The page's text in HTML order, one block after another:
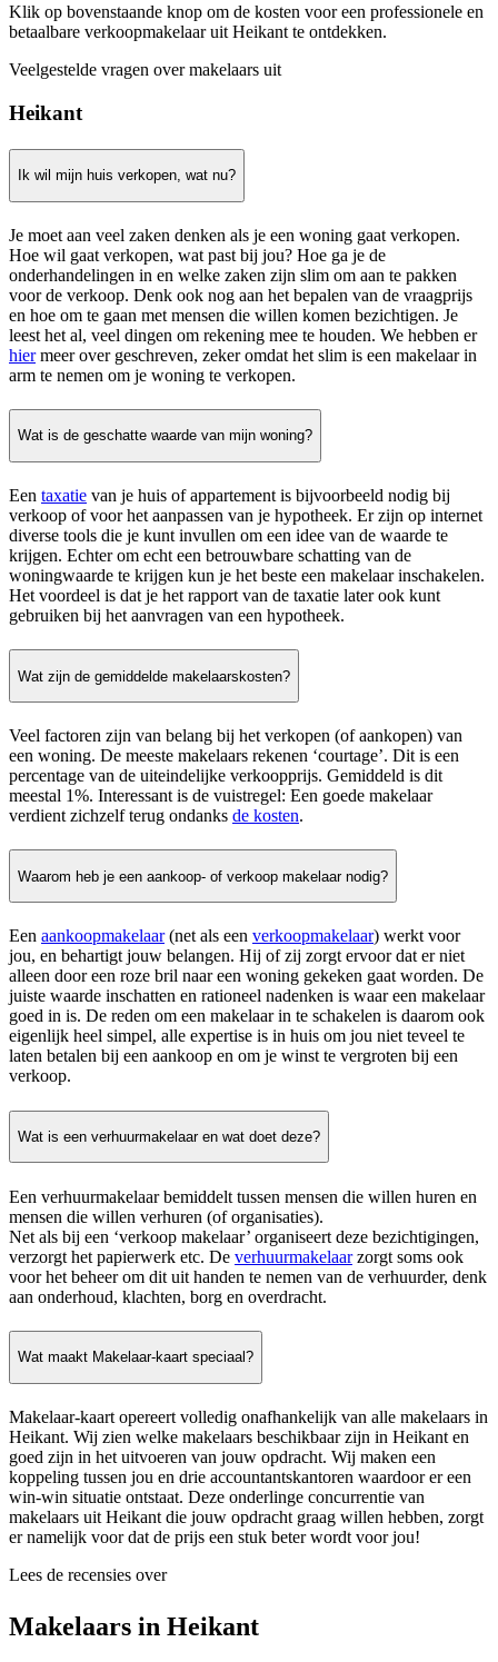
Klik op bovenstaande knop om de kosten voor een professionele en
betaalbare verkoopmakelaar uit Heikant te ontdekken.
Veelgestelde vragen over makelaars uit
Heikant
Ik wil mijn huis verkopen, wat nu?
Je moet aan veel zaken denken als je een woning gaat verkopen.
Hoe wil gaat verkopen, wat past bij jou? Hoe ga je de
onderhandelingen in en welke zaken zijn slim om aan te pakken
voor de verkoop. Denk ook nog aan het bepalen van de vraagprijs
en hoe om te gaan met mensen die willen komen bezichtigen. Je
leest het al, veel dingen om rekening mee te houden. We hebben er
hiermeer over geschreven, zeker omdat het slim is een makelaar in
arm te nemen om je woning te verkopen.
Wat is de geschatte waarde van mijn woning?
Een taxatie van je huis of appartement is bijvoorbeeld nodig bij
verkoop of voor het aanpassen van je hypotheek. Er zijn op internet
diverse tools die je kunt invullen om een idee van de waarde te
krijgen. Echter om echt een betrouwbare schatting van de
woningwaarde te krijgen kun je het beste een makelaar inschakelen.
Het voordeel is dat je het rapport van de taxatie later ook kunt
gebruiken bij het aanvragen van een hypotheek.
Wat zijn de gemiddelde makelaarskosten?
Veel factoren zijn van belang bij het verkopen (of aankopen) van
een woning. De meeste makelaars rekenen ‘courtage’. Dit is een
percentage van de uiteindelijke verkoopprijs. Gemiddeld is dit
meestal 1%. Interessant is de vuistregel: Een goede makelaar
verdient zichzelf terug ondanks de kosten.
Waarom heb je een aankoop- of verkoop makelaar nodig?
Een aankoopmakelaar(net als een verkoopmakelaar) werkt voor
jou, en behartigt jouw belangen. Hij of zij zorgt ervoor dat er niet
alleen door een roze bril naar een woning gekeken gaat worden. De
juiste waarde inschatten en rationeel nadenken is waar een makelaar
goed in is. De reden om een makelaar in te schakelen is daarom ook
eigenlijk heel simpel, alle expertise is in huis om jou niet teveel te
laten betalen bij een aankoop en om je winst te vergroten bij een
verkoop.
Wat is een verhuurmakelaar en wat doet deze?
Een verhuurmakelaar bemiddelt tussen mensen die willen huren en
mensen die willen verhuren (of organisaties).
Net als bij een ‘verkoop makelaar’ organiseert deze bezichtigingen,
verzorgt het papierwerk etc. De verhuurmakelaarzorgt soms ook
voor het beheer om dit uit handen te nemen van de verhuurder, denk
aan onderhoud, klachten, borg en overdracht.
Wat maakt Makelaar-kaart speciaal?
Makelaar-kaart opereert volledig onafhankelijk van alle makelaars in
Heikant. Wij zien welke makelaars beschikbaar zijn in Heikant en
goed zijn in het uitvoeren van jouw opdracht. Wij maken een
koppeling tussen jou en drie accountantskantoren waardoor er een
win-win situatie ontstaat. Deze onderlinge concurrentie van
makelaars uit Heikant die jouw opdracht graag willen hebben, zorgt
er namelijk voor dat de prijs een stuk beter wordt voor jou!
Lees de recensies over
Makelaars in Heikant